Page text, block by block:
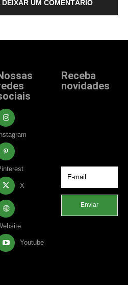
UM COMENTÁRIO
Instagram
X
Youtube
Receba
novidades
Enviar